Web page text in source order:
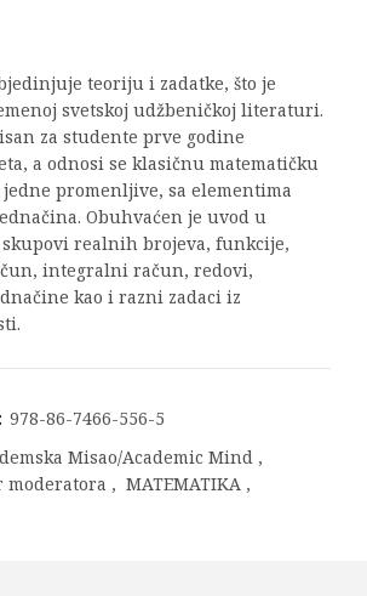
teoriju i zadatke, što je
svetskoj udžbeničkoj literaturi.
za studente prve godine
a odnosi se klasičnu matematičku
promenljive, sa elementima
Obuhvaćen je uvod u
realnih brojeva, funkcije,
integralni račun, redovi,
kao i razni zadaci iz
978-86-7466-556-5
Misao/Academic Mind ,
moderatora , MATEMATIKA ,